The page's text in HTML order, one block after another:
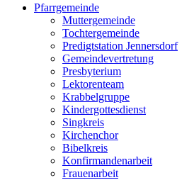
Pfarrgemeinde
Muttergemeinde
Tochtergemeinde
Predigtstation Jennersdorf
Gemeindevertretung
Presbyterium
Lektorenteam
Krabbelgruppe
Kindergottesdienst
Singkreis
Kirchenchor
Bibelkreis
Konfirmandenarbeit
Frauenarbeit